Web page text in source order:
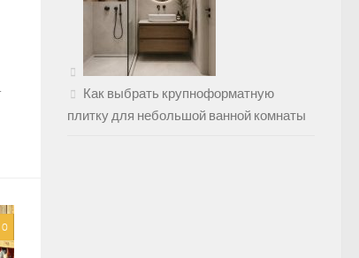
0
Как выбрать крупноформатную
плитку для небольшой ванной комнаты